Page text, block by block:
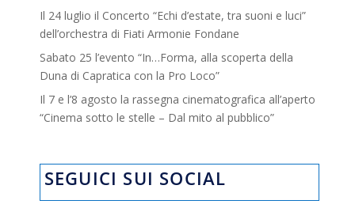
Il 24 luglio il Concerto “Echi d’estate, tra suoni e luci”
dell’orchestra di Fiati Armonie Fondane
Sabato 25 l’evento “In…Forma, alla scoperta della
Duna di Capratica con la Pro Loco”
Il 7 e l’8 agosto la rassegna cinematografica all’aperto
“Cinema sotto le stelle – Dal mito al pubblico”
SEGUICI SUI SOCIAL